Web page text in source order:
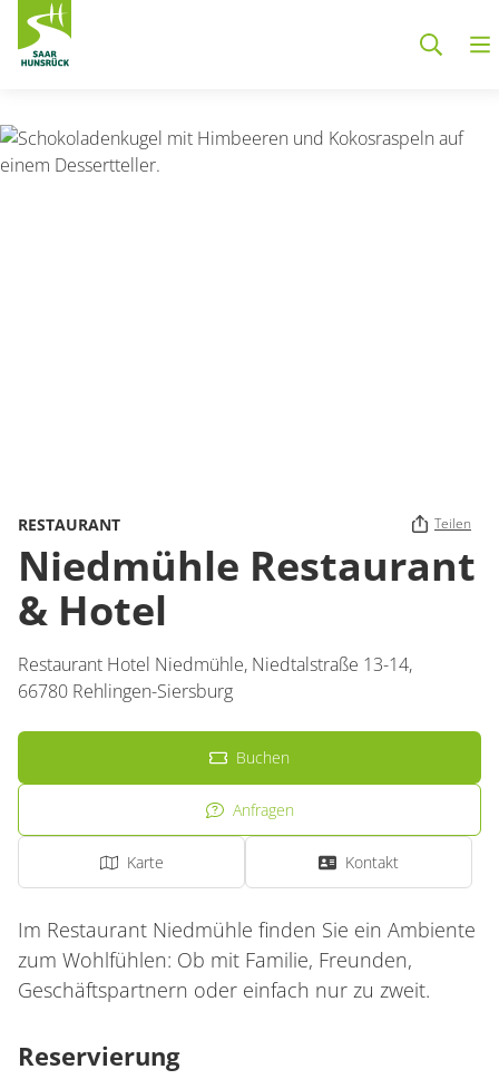
RESTAURANT Teilen
Niedmühle Restaurant
& Hotel
Restaurant Hotel Niedmühle, Niedtalstraße 13-14,
66780 Rehlingen-Siersburg
Buchen
Anfragen
Karte Kontakt
Im Restaurant Niedmühle finden Sie ein Ambiente
zum Wohlfühlen: Ob mit Familie, Freunden,
Geschäftspartnern oder einfach nur zu zweit.
Reservierung